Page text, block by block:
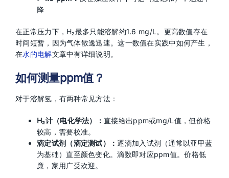
降
在正常压力下，H₂最多只能溶解约1.6 mg/L。更高数值存在
时间短暂，因为气体散逸迅速。这一数值在实践中如何产生，
在水的电解文章中有详细说明。
如何测量ppm值？
对于溶解氢，有两种常见方法：
H₂计（电化学法）： 直接给出ppm或mg/L值，但价格
较高，需要校准。
滴定试剂（滴定测试）：逐滴加入试剂（通常以亚甲蓝
为基础）直至颜色变化。滴数即对应ppm值。价格低
廉，家用广受欢迎。